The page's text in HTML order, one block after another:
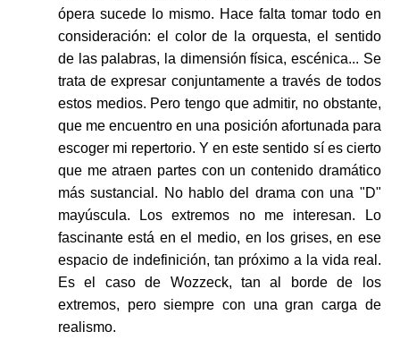
ópera sucede lo mismo. Hace falta tomar todo en
consideración: el color de la orquesta, el sentido
de las palabras, la dimensión física, escénica... Se
trata de expresar conjuntamente a través de todos
estos medios. Pero tengo que admitir, no obstante,
que me encuentro en una posición afortunada para
escoger mi repertorio. Y en este sentido sí es cierto
que me atraen partes con un contenido dramático
más sustancial. No hablo del drama con una "D"
mayúscula. Los extremos no me interesan. Lo
fascinante está en el medio, en los grises, en ese
espacio de indefinición, tan próximo a la vida real.
Es el caso de Wozzeck, tan al borde de los
extremos, pero siempre con una gran carga de
realismo.